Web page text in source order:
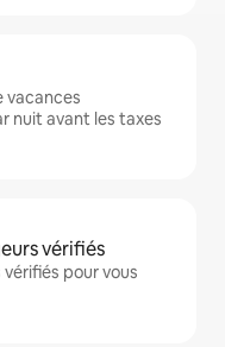
vacances
nuit avant les taxes
vérifiés
pour vous